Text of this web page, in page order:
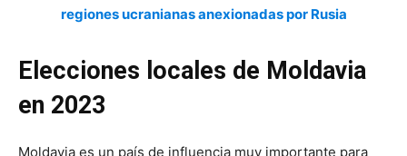
regiones ucranianas anexionadas por Rusia
Elecciones locales de Moldavia
en 2023
Moldavia es un país de influencia muy importante para